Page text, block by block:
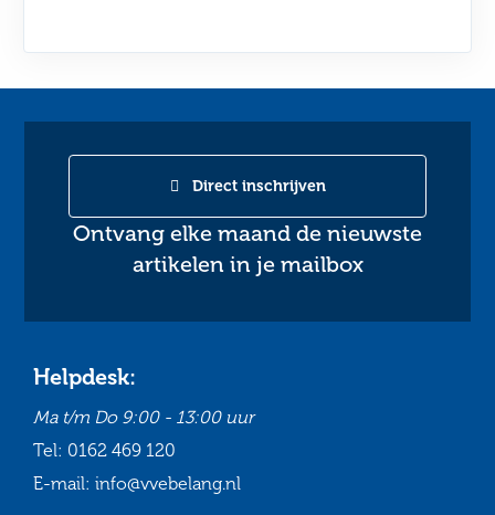
Ontvang elke maand de nieuwste
artikelen in je mailbox
Direct inschrijven
Helpdesk:
Ma t/m Do 9:00 - 13:00 uur
Tel: 0162 469 120
E-mail: info@vvebelang.nl